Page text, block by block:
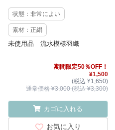
状態：非常によい
素材：正絹
未使用品 流水模様羽織
期間限定50％OFF！
¥1,500
(税込 ¥1,650)
通常価格 ¥3,000 (税込 ¥3,300)
カゴに入れる
お気に入り